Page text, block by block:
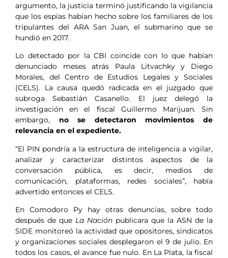
argumento, la justicia terminó justificando la vigilancia
que los espías habían hecho sobre los familiares de los
tripulantes del ARA San Juan, el submarino que se
hundió en 2017.
Lo detectado por la CBI coincide con lo que habían
denunciado meses atrás Paula Litvachky y Diego
Morales, del Centro de Estudios Legales y Sociales
(CELS). La causa quedó radicada en el juzgado que
subroga Sebastián Casanello. El juez delegó la
investigación en el fiscal Guillermo Marijuan. Sin
embargo, no se detectaron movimientos de
relevancia en el expediente.
“El PIN pondría a la estructura de inteligencia a vigilar,
analizar y caracterizar distintos aspectos de la
conversación pública, es decir, medios de
comunicación, plataformas, redes sociales”, había
advertido entonces el CELS.
En Comodoro Py hay otras denuncias, sobre todo
después de que La Nación publicara que la ASN de la
SIDE monitoreó la actividad que opositores, sindicatos
y organizaciones sociales desplegaron el 9 de julio. En
todos los casos, el avance fue nulo. En La Plata, la fiscal